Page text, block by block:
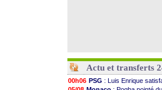
Actu et transferts
00h06 PSG : Luis Enrique